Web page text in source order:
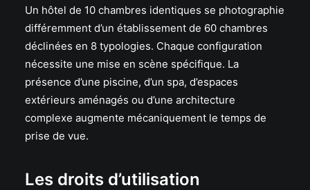
Un hôtel de 10 chambres identiques se photographie
différemment d’un établissement de 60 chambres
déclinées en 8 typologies. Chaque configuration
nécessite une mise en scène spécifique. La
présence d’une piscine, d’un spa, d’espaces
extérieurs aménagés ou d’une architecture
complexe augmente mécaniquement le temps de
prise de vue.
Les droits d’utilisation